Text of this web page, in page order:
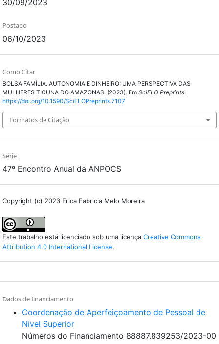
30/09/2023
Postado
06/10/2023
Como Citar
BOLSA FAMÍLIA. AUTONOMIA E DINHEIRO: UMA PERSPECTIVA DAS
MULHERES TICUNA DO AMAZONAS. (2023). Em SciELO Preprints.
https://doi.org/10.1590/SciELOPreprints.7107
Formatos de Citação
Série
47º Encontro Anual da ANPOCS
Copyright (c) 2023 Erica Fabricia Melo Moreira
Este trabalho está licenciado sob uma licença Creative Commons
Attribution 4.0 International License.
Dados de financiamento
Coordenação de Aperfeiçoamento de Pessoal de
Nível Superior
Números do Financiamento 88887.839253/2023-00